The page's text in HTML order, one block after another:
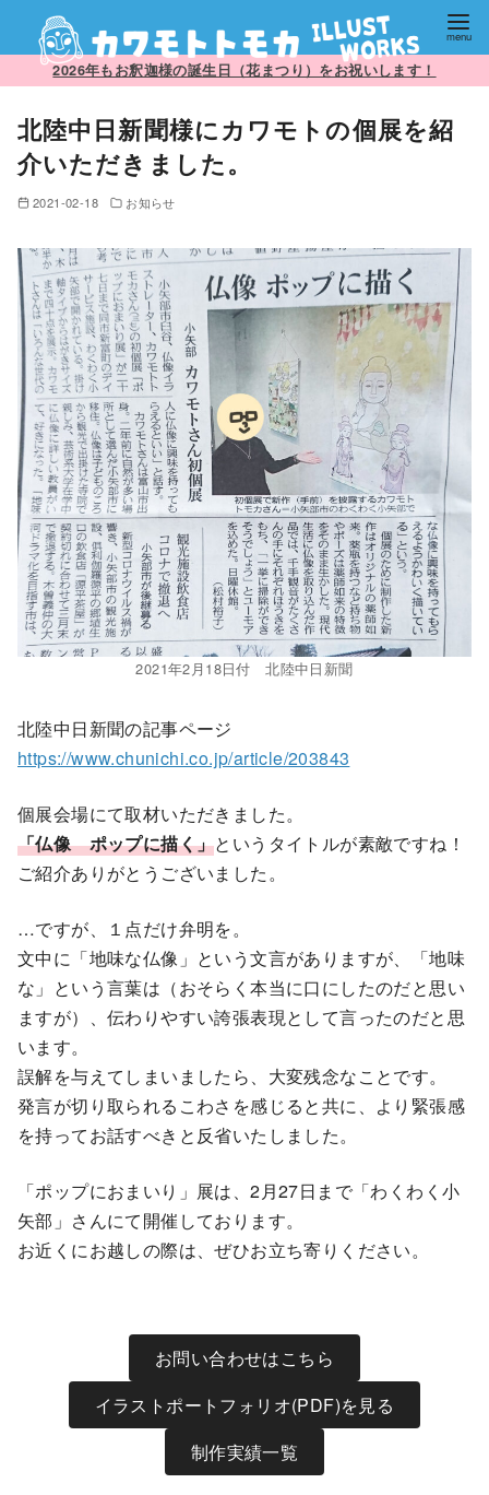
2026年もお釈迦様の誕生日（花まつり）をお祝いします！
北陸中日新聞様にカワモトの個展を紹
介いただきました。
2021-02-18 お知らせ
2021年2月18日付 北陸中日新聞
北陸中日新聞の記事ページ
https://www.chunichi.co.jp/article/203843
個展会場にて取材いただきました。
「仏像 ポップに描く」というタイトルが素敵ですね！
ご紹介ありがとうございました。
…ですが、１点だけ弁明を。
文中に「地味な仏像」という文言がありますが、「地味
な」という言葉は（おそらく本当に口にしたのだと思い
ますが）、伝わりやすい誇張表現として言ったのだと思
います。
誤解を与えてしまいましたら、大変残念なことです。
発言が切り取られるこわさを感じると共に、より緊張感
を持ってお話すべきと反省いたしました。
「ポップにおまいり」展は、2月27日まで「わくわく小
矢部」さんにて開催しております。
お近くにお越しの際は、ぜひお立ち寄りください。
お問い合わせはこちら
イラストポートフォリオ(PDF)を見る
制作実績一覧